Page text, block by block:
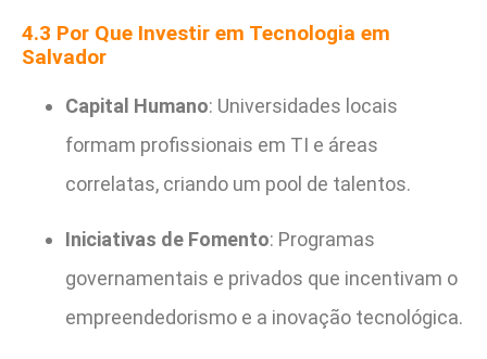
4.3 Por Que Investir em Tecnologia em
Salvador
Capital Humano: Universidades locais
formam profissionais em TI e áreas
correlatas, criando um pool de talentos.
Iniciativas de Fomento: Programas
governamentais e privados que incentivam o
empreendedorismo e a inovação tecnológica.